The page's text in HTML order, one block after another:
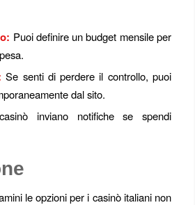
Puoi definire un budget mensile per
Se senti di perdere il controllo, puoi
dal sito.
inviano notifiche se spendi
le opzioni per i casinò italiani non